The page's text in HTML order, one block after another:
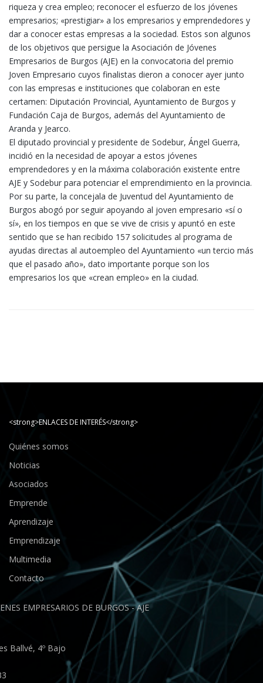
riqueza y crea empleo; reconocer el esfuerzo de los jóvenes
empresarios; «prestigiar» a los empresarios y emprendedores y
dar a conocer estas empresas a la sociedad. Estos son algunos
de los objetivos que persigue la Asociación de Jóvenes
Empresarios de Burgos (AJE) en la convocatoria del premio
Joven Empresario cuyos finalistas dieron a conocer ayer junto
con las empresas e instituciones que colaboran en este
certamen: Diputación Provincial, Ayuntamiento de Burgos y
Fundación Caja de Burgos, además del Ayuntamiento de
Aranda y Jearco.
El diputado provincial y presidente de Sodebur, Ángel Guerra,
incidió en la necesidad de apoyar a estos jóvenes
emprendedores y en la máxima colaboración existente entre
AJE y Sodebur para potenciar el emprendimiento en la provincia.
Por su parte, la concejala de Juventud del Ayuntamiento de
Burgos abogó por seguir apoyando al joven empresario «sí o
sí», en los tiempos en que se vive de crisis y apuntó en este
sentido que se han recibido 157 solicitudes al programa de
ayudas directas al autoempleo del Ayuntamiento «un tercio más
que el pasado año», dato importante porque son los
empresarios los que «crean empleo» en la ciudad.
<strong>ENLACES DE INTERÉS</strong>
Quiénes somos
Noticias
Asociados
Emprende
Aprendizaje
Emprendizaje
Multimedia
Contacto
EMPRESARIOS DE BURGOS - AJE
Ballvé, 4º Bajo